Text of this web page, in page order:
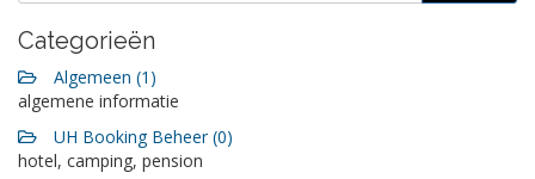
Categorieën
Algemeen (1)
algemene informatie
UH Booking Beheer (0)
hotel, camping, pension